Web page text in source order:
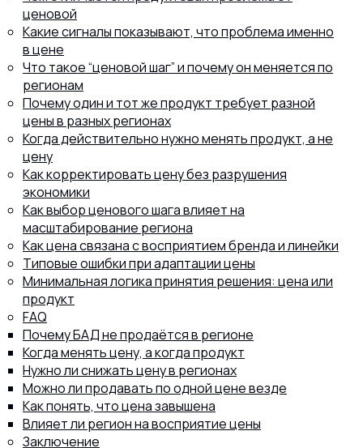
Статьи
8 (800) 302-77-51ПЕРЕЗВОНИТЬ ВАМ?
ценовой
Какие сигналы показывают, что проблема именно
в цене
Что такое “ценовой шаг” и почему он меняется по
регионам
Почему один и тот же продукт требует разной
цены в разных регионах
Когда действительно нужно менять продукт, а не
цену
Как корректировать цену без разрушения
экономики
Как выбор ценового шага влияет на
масштабирование региона
Как цена связана с восприятием бренда и линейки
Типовые ошибки при адаптации цены
Минимальная логика принятия решения: цена или
продукт
FAQ
Почему БАД не продаётся в регионе
Когда менять цену, а когда продукт
Нужно ли снижать цену в регионах
Можно ли продавать по одной цене везде
Как понять, что цена завышена
Влияет ли регион на восприятие цены
Заключение